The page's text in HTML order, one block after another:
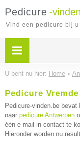
Pedicure -
Vind een pedicure bij
U bent nu hier: Home »
Pedicure Vremde
Pedicure-vinden.be bevat
naar pedicure Antwerpen
één e-mail in contact te
Hieronder worden nu